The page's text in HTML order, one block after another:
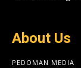
About Us
PEDOMAN MEDIA